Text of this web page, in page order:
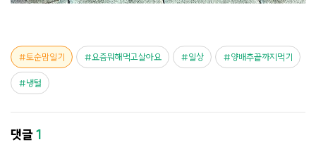
토순맘일기 요즘뭐해먹고살아요 일상 양배추끝까지먹기
냉털
댓글1